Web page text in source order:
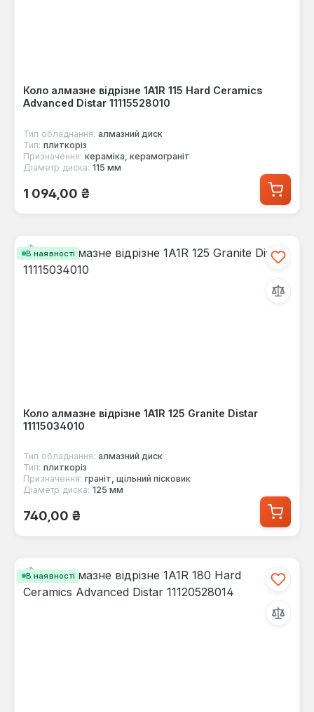
Коло алмазне відрізне 1A1R 115 Hard Сeramics
Advanced Distar 11115528010
Тип обладнання: алмазний диск
Тип: плиткоріз
Призначення: кераміка, керамограніт
Діаметр диска: 115 мм
Звичайна ціна:
1 094,00 ₴
В наявності
Коло алмазне відрізне 1A1R 125 Granite Distar
11115034010
Тип обладнання: алмазний диск
Тип: плиткоріз
Призначення: граніт, щільний пісковик
Діаметр диска: 125 мм
Звичайна ціна:
740,00 ₴
В наявності